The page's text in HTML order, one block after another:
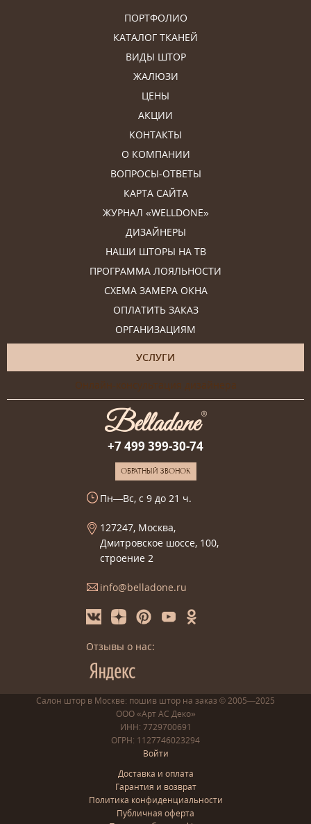
ПОРТФОЛИО
КАТАЛОГ ТКАНЕЙ
ВИДЫ ШТОР
ЖАЛЮЗИ
ЦЕНЫ
АКЦИИ
КОНТАКТЫ
О КОМПАНИИ
ВОПРОСЫ-ОТВЕТЫ
КАРТА САЙТА
ЖУРНАЛ «WELLDONE»
ДИЗАЙНЕРЫ
НАШИ ШТОРЫ НА ТВ
ПРОГРАММА ЛОЯЛЬНОСТИ
СХЕМА ЗАМЕРА ОКНА
ОПЛАТИТЬ ЗАКАЗ
ОРГАНИЗАЦИЯМ
УСЛУГИ
Онлайн-консультация дизайнера
+7 499 399-30-74
ОБРАТНЫЙ ЗВОНОК
Пн—Вс, с 9 до 21 ч.
127247, Москва,
Дмитровское шоссе, 100,
строение 2
info@belladone.ru
Отзывы о нас:
Салон штор в Москве: пошив штор на заказ © 2005—2025
ООО «Арт АС Деко»
ИНН: 7729700691
ОГРН: 1127746023294
Войти
Доставка и оплата
Гарантия и возврат
Политика конфиденциальности
Публичная оферта